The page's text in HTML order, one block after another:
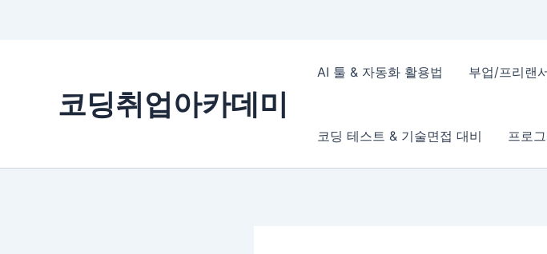
코딩취업아카데미
AI 툴 & 자동화 활용법 부업/프리랜
코딩 테스트 & 기술면접 대비 프로